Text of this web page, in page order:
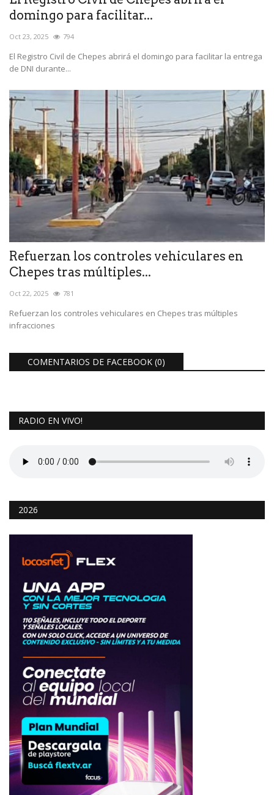
domingo para facilitar...
Oct 23, 2025 794
El Registro Civil de Chepes abrirá el domingo para facilitar la entrega
de DNI durante...
Refuerzan los controles vehiculares en
Chepes tras múltiples...
Oct 22, 2025 781
Refuerzan los controles vehiculares en Chepes tras múltiples
infracciones
COMENTARIOS DE FACEBOOK (0)
RADIO EN VIVO!
2026